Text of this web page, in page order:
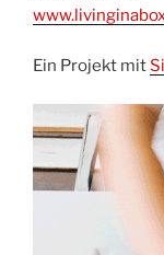
Ein Projekt mit